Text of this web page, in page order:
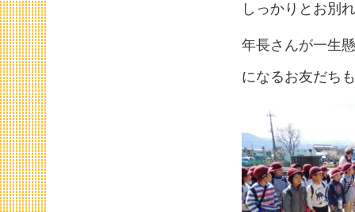
しっかりとお別
年長さんが一生
になるお友だち